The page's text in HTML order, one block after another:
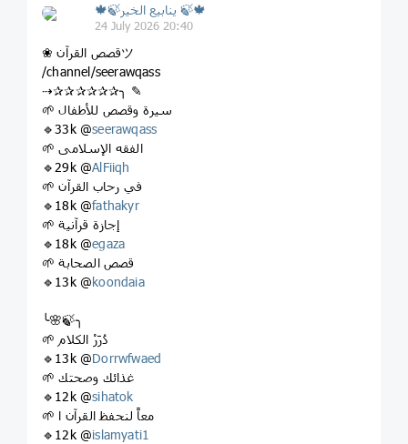
🍁🍃ينابيع الخير 🍃🍁
24 July 2026 20:40
❀ قصص القرآنツ
/channel/seerawqass
⇢✰✰✰✰✰✰╮ ✎
🌱 سيرة وقصص للأطفال
🔹33k @seerawqass
🌱 الفقه الإسلامى
🔹29k @AlFiiqh
🌱 في رحاب القرآن
🔹18k @fathakyr
🌱 إجازة قرآنية
🔹18k @egaza
🌱 قصص الصحابة
🔹13k @koondaia
╰🌸🍃╮
🌱 دُرَرْ الكلام
🔹13k @Dorrwfwaed
🌱 غذائك وصحتك
🔹12k @sihatok
🌱 معاً لنحفظ القرآن ا
🔹12k @islamyati1